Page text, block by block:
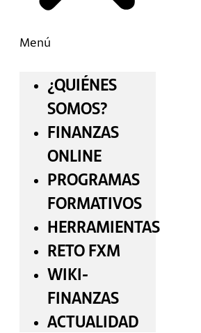
Menú
¿QUIÉNES
SOMOS?
FINANZAS
ONLINE
PROGRAMAS
FORMATIVOS
HERRAMIENTAS
RETO FXM
WIKI-
FINANZAS
ACTUALIDAD